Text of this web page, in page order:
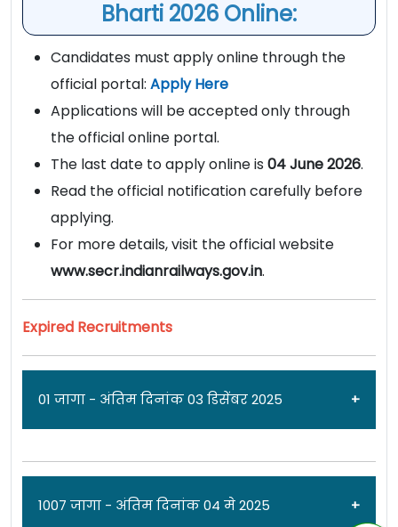
Bharti 2026 Online:
Candidates must apply online through the
official portal: Apply Here
Applications will be accepted only through
the official online portal.
The last date to apply online is 04 June 2026.
Read the official notification carefully before
applying.
For more details, visit the official website
www.secr.indianrailways.gov.in.
Expired Recruitments
01 जागा - अंतिम दिनांक 03 डिसेंबर 2025
जाहिरात दिनांक: 12/11/25
1007 जागा - अंतिम दिनांक 04 मे 2025